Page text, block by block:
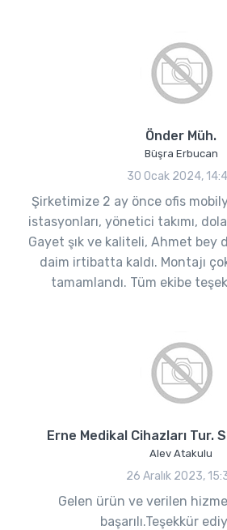
Önder Müh.
Büşra Erbucan
30 Ocak 2024,
Şirketimize 2 ay önce ofis
istasyonları, yönetici takımı,
Gayet şık ve kaliteli, Ahmet bey
daim irtibatta kaldı. Montajı
tamamlandı. Tüm ekibe
Erne Medikal Cihazları Tur.
Alev Atakulu
26 Aralık 2023,
Gelen ürün ve verilen
başarılı.Teşekkür